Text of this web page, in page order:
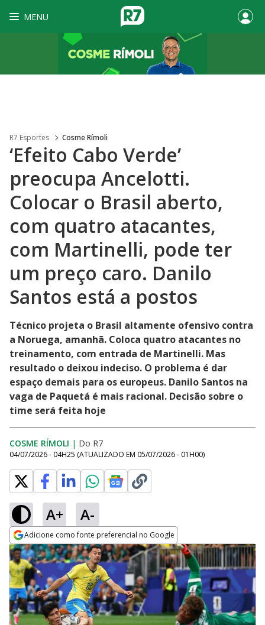
MENU
R7 Esportes Cosme Rímoli
‘Efeito Cabo Verde’
preocupa Ancelotti.
Colocar o Brasil aberto,
com quatro atacantes,
com Martinelli, pode ter
um preço caro. Danilo
Santos está a postos
Técnico projeta o Brasil altamente ofensivo contra
a Noruega, amanhã. Coloca quatro atacantes no
treinamento, com entrada de Martinelli. Mas
resultado o deixou indeciso. O problema é dar
espaço demais para os europeus. Danilo Santos na
vaga de Paquetá é mais racional. Decisão sobre o
time será feita hoje
COSME RÍMOLI | Do R7
04/07/2026 - 04H25 (ATUALIZADO EM 05/07/2026 - 01H00)
A+ A-
Adicione como fonte preferencial no Google
Opens in new window